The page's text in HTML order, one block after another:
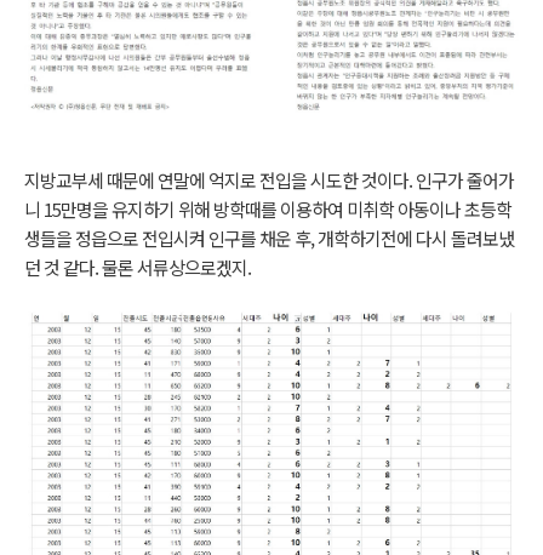
지방교부세 때문에 연말에 억지로 전입을 시도한 것이다. 인구가 줄어가
니 15만명을 유지하기 위해 방학때를 이용하여 미취학 아동이나 초등학
생들을 정읍으로 전입시켜 인구를 채운 후, 개학하기전에 다시 돌려보냈
던 것 같다. 물론 서류상으로겠지.